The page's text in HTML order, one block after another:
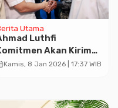
Utama
Luthfi
Akan Kirim
Gamelan
Kamis, 8 Jan 2026 | 17:37 WIB